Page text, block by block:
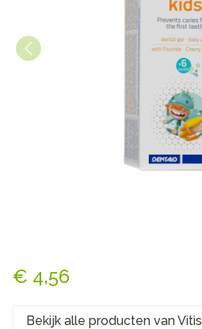
€ 4,56
Bekijk alle producten van Vitis